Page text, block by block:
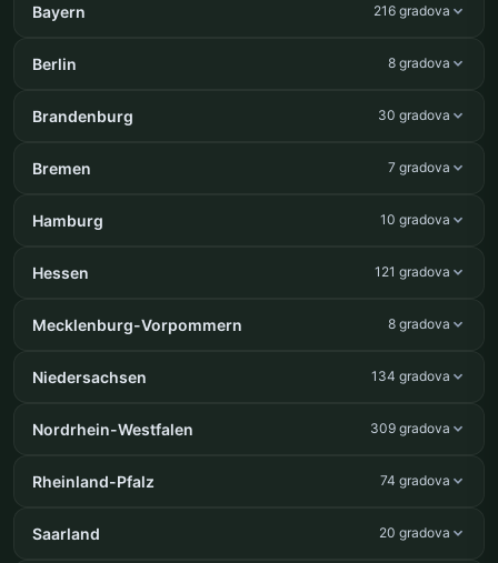
Bayern 216 gradova
Berlin 8 gradova
Brandenburg 30 gradova
Bremen 7 gradova
Hamburg 10 gradova
Hessen 121 gradova
Mecklenburg-Vorpommern 8 gradova
Niedersachsen 134 gradova
Nordrhein-Westfalen 309 gradova
Rheinland-Pfalz 74 gradova
Saarland 20 gradova